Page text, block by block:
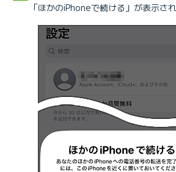
「ほかのiPhoneで続ける」が表示され